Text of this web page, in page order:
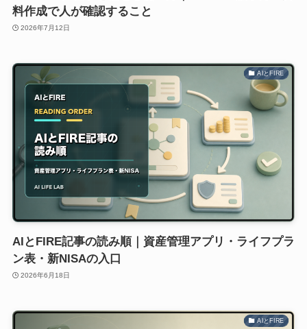
料作成で人が確認すること
2026年7月12日
AIとFIRE
AIとFIRE記事の読み順｜資産管理アプリ・ライフプラ
ン表・新NISAの入口
2026年6月18日
AIとFIRE